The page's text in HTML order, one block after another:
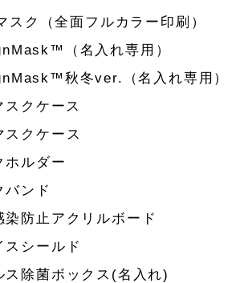
スク（全面フルカラー印刷）
（名入れ専用）
秋冬ver.（名入れ専用）
スクケース
スクケース
ホルダー
バンド
染防止アクリルボード
スシールド
ス除菌ボックス(名入れ)